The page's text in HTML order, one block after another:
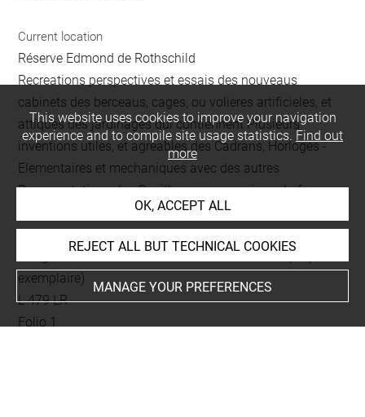
Current location
Réserve Edmond de Rothschild
Recreations perspectives et essais des nouveaus
cabinets des berceaus, cages, ou volieres artificieles, et
attiques des jardinages qui contiennent Plusieurs
inventions utiles, et agreables des Cadrans, Horloges -
Elementaires et mechaniques avec des autres
Representations des Carrillons pour enseigner la façon,
de faire et construire les Clochettes de vers, ou de metal,
si l'on veut ordonner une musique par le vent, inv. et
design. J. J. Schubler. Math. Arch. Peint. et Sculpt. (2ème
exemplaire)
L 479 LR
Folio 1
This website uses cookies to improve your navigation
experience and to compile site usage statistics. Find out
more
OK, ACCEPT ALL
REJECT ALL BUT TECHNICAL COOKIES
MANAGE YOUR PREFERENCES